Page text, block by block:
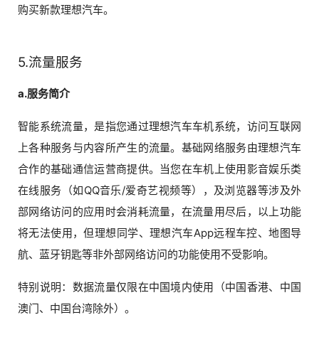
购买新款理想汽车。
5.流量服务
a.服务简介
智能系统流量，是指您通过理想汽车车机系统，访问互联网
上各种服务与内容所产生的流量。基础网络服务由理想汽车
合作的基础通信运营商提供。当您在车机上使用影音娱乐类
在线服务（如QQ音乐/爱奇艺视频等），及浏览器等涉及外
部网络访问的应用时会消耗流量，在流量用尽后，以上功能
将无法使用，但理想同学、理想汽车App远程车控、地图导
航、蓝牙钥匙等非外部网络访问的功能使用不受影响。
特别说明：数据流量仅限在中国境内使用（中国香港、中国
澳门、中国台湾除外）。